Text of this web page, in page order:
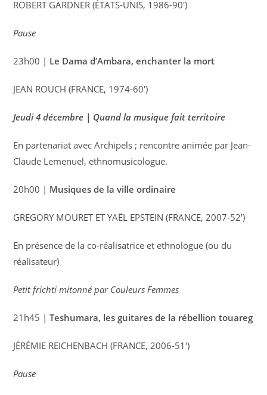
ROBERT GARDNER (ÉTATS-UNIS, 1986-90′)
Pause
23h00 | Le Dama d’Ambara, enchanter la mort
JEAN ROUCH (FRANCE, 1974-60′)
Jeudi 4 décembre | Quand la musique fait territoire
En partenariat avec Archipels ; rencontre animée par Jean-
Claude Lemenuel, ethnomusicologue.
20h00 | Musiques de la ville ordinaire
GREGORY MOURET ET YAËL EPSTEIN (FRANCE, 2007-52′)
En présence de la co-réalisatrice et ethnologue (ou du
réalisateur)
Petit frichti mitonné par Couleurs Femmes
21h45 |Teshumara, les guitares de la rébellion touareg
JÉRÉMIE REICHENBACH (FRANCE, 2006-51′)
Pause